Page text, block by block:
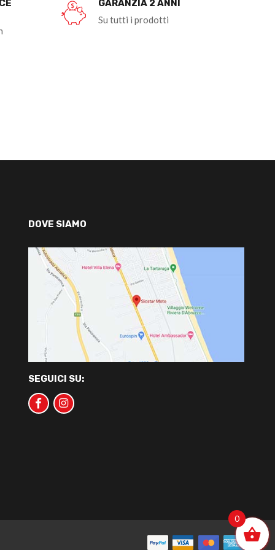
GARANZIA 2 ANNI
Su tutti i prodotti
DOVE SIAMO
SEGUICI SU:
0